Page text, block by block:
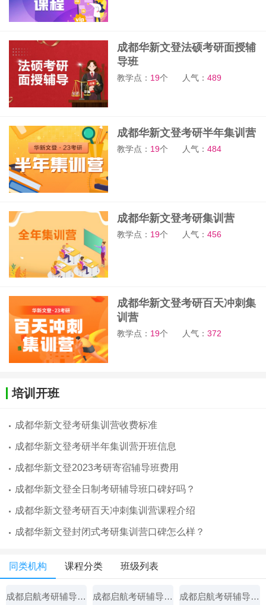
成都华新文登法硕考研面授辅
导班
教学点： 19个 人气：489
成都华新文登考研半年集训营
教学点： 19个 人气：484
成都华新文登考研集训营
教学点： 19个 人气：456
成都华新文登考研百天冲刺集
训营
教学点： 19个 人气：372
培训开班
成都华新文登考研集训营收费标准
成都华新文登考研半年集训营开班信息
成都华新文登2023考研寄宿辅导班费用
成都华新文登全日制考研辅导班口碑好吗？
成都华新文登考研百天冲刺集训营课程介绍
成都华新文登封闭式考研集训营口碑怎么样？
同类机构 课程分类 班级列表
成都启航考研辅导中心 成都启航考研辅导中心 成都启航考研辅导中心